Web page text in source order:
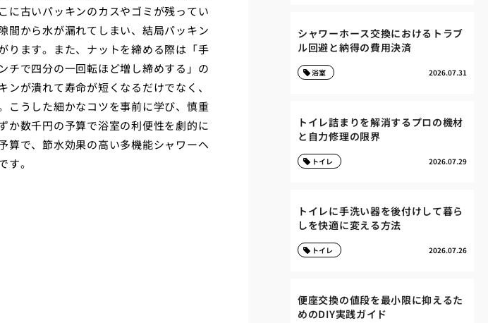
に古いパッキンのカスやゴミが残ってい
間から水が漏れてしまい、結局パッキン
ります。また、ナットを締める際は「手
チで四分の一回転ほど増し締めする」の
が潰れて寿命が短くなるだけでなく、
こうした細かなコツを事前に学び、慎重
か数千円の予算で浴室の利便性を劇的に
算で、節水効果の高い多機能シャワーヘ
す。
シャワーホース交換におけるトラブ
ル回避と納得の費用決済
2026.07.31
浴室
トイレ詰まりを解消するプロの機材
と自力修理の限界
2026.07.29
トイレ
トイレに手洗い器を後付けして暮ら
しを快適に変える方法
2026.07.26
トイレ
便座交換の値段を最小限に抑えるた
めのDIY実践ガイド